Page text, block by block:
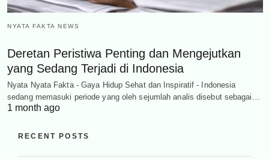
NYATA FAKTA NEWS
Deretan Peristiwa Penting dan Mengejutkan
yang Sedang Terjadi di Indonesia
Nyata Nyata Fakta - Gaya Hidup Sehat dan Inspiratif - Indonesia
sedang memasuki periode yang oleh sejumlah analis disebut sebagai…
1 month ago
RECENT POSTS